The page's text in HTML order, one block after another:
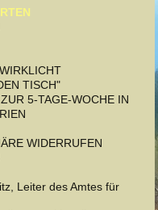
TISCH"
5-TAGE-WOCHE IN
WIDERRUFEN
Leiter des Amtes für